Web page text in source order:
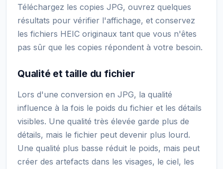
Téléchargez les copies JPG, ouvrez quelques
résultats pour vérifier l'affichage, et conservez
les fichiers HEIC originaux tant que vous n'êtes
pas sûr que les copies répondent à votre besoin.
Qualité et taille du fichier
Lors d'une conversion en JPG, la qualité
influence à la fois le poids du fichier et les détails
visibles. Une qualité très élevée garde plus de
détails, mais le fichier peut devenir plus lourd.
Une qualité plus basse réduit le poids, mais peut
créer des artefacts dans les visages, le ciel, les